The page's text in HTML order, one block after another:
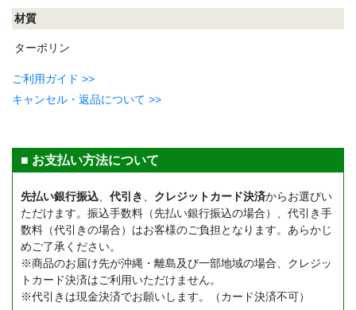
材質
ターポリン
ご利用ガイド >>
キャンセル・返品について >>
■ お支払い方法について
先払い銀行振込 代引き クレジットカード決済からお選びい
ただけます。振込手数料（先払い銀行振込の場合）、代引き手
数料（代引きの場合）はお客様のご負担となります。あらかじ
めご了承ください。
※商品のお届け先が沖縄・離島及び一部地域の場合、クレジッ
トカード決済はご利用いただけません。
※代引きは現金決済でお願いします。（カード決済不可）